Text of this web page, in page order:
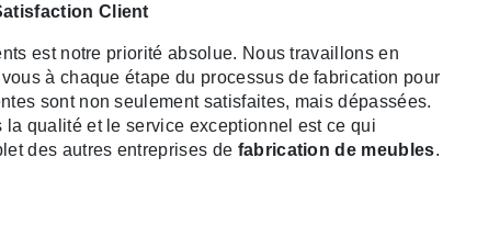
Client
est notre priorité absolue. Nous travaillons en
à chaque étape du processus de fabrication pour
sont non seulement satisfaites, mais dépassées.
la qualité et le service exceptionnel est ce qui
des autres entreprises de fabrication de meubles.